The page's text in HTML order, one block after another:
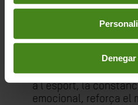
a 72 quilos, ha creat
d'aquesta edició.La
a l'esport, la
emocional, reforça el